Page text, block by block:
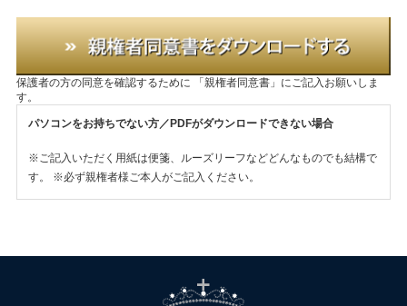
保護者の方の同意を確認するために 「親権者同意書」にご記入お願いしま
す。
パソコンをお持ちでない方／PDFがダウンロードできない場合
※ご記入いただく用紙は便箋、ルーズリーフなどどんなものでも結構で
す。
※必ず親権者様ご本人がご記入ください。